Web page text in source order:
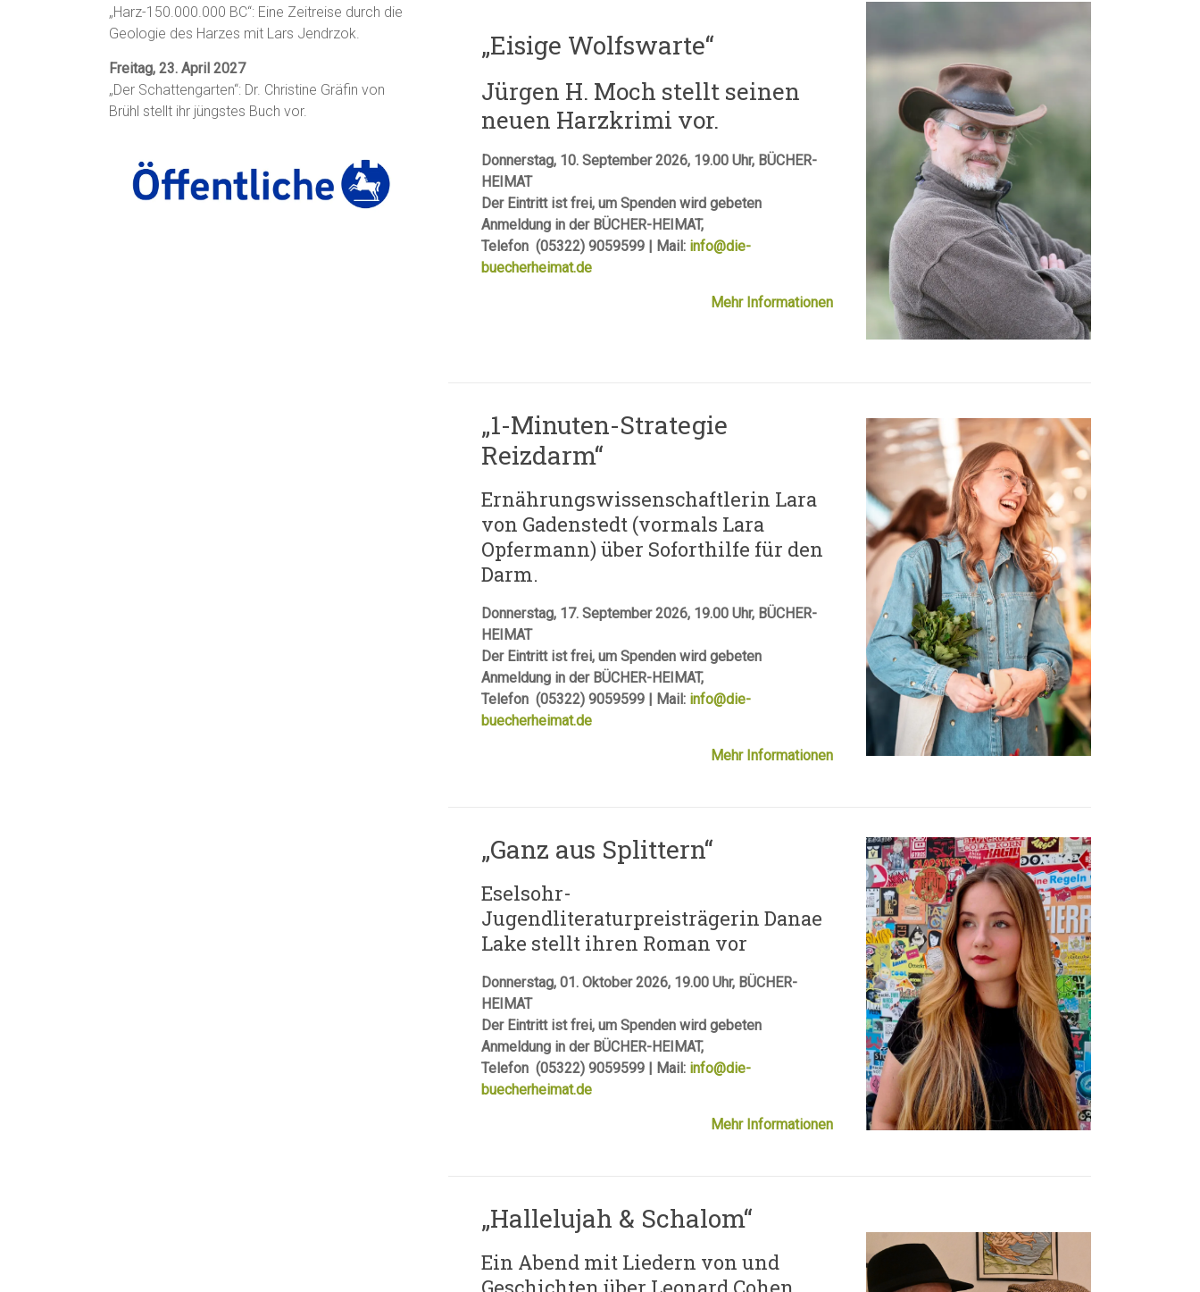
„Eisige Wolfswarte“
Jürgen H. Moch stellt seinen
neuen Harzkrimi vor.
Donnerstag, 10. September 2026, 19.00 Uhr, BÜCHER-
HEIMAT
Der Eintritt ist frei, um Spenden wird gebeten
Anmeldung in der BÜCHER-HEIMAT,
Telefon (05322) 9059599 | Mail: info@die-
buecherheimat.de
Mehr Informationen
„1-Minuten-Strategie
Reizdarm“
Ernährungswissenschaftlerin Lara
von Gadenstedt (vormals Lara
Opfermann) über Soforthilfe für den
Darm.
Donnerstag, 17. September 2026, 19.00 Uhr, BÜCHER-
HEIMAT
Der Eintritt ist frei, um Spenden wird gebeten
Anmeldung in der BÜCHER-HEIMAT,
Telefon (05322) 9059599 | Mail: info@die-
buecherheimat.de
Mehr Informationen
„Ganz aus Splittern“
Eselsohr-
Jugendliteraturpreisträgerin Danae
Lake stellt ihren Roman vor
Donnerstag, 01. Oktober 2026, 19.00 Uhr, BÜCHER-
HEIMAT
Der Eintritt ist frei, um Spenden wird gebeten
Anmeldung in der BÜCHER-HEIMAT,
Telefon (05322) 9059599 | Mail: info@die-
buecherheimat.de
Mehr Informationen
„Hallelujah & Schalom“
Ein Abend mit Liedern von und
„Harz-150.000.000 BC“: Eine Zeitreise durch die
Geologie des Harzes mit Lars Jendrzok.
Freitag, 23. April 2027
„Der Schattengarten“: Dr. Christine Gräfin von
Brühl stellt ihr jüngstes Buch vor.